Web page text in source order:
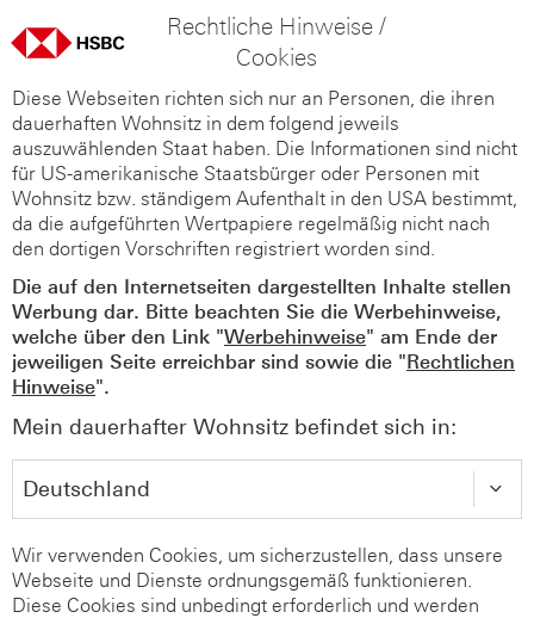
Rechtliche Hinweise /
Cookies
Diese Webseiten richten sich nur an Personen, die ihren
dauerhaften Wohnsitz in dem folgend jeweils
auszuwählenden Staat haben. Die Informationen sind nicht
für US-amerikanische Staatsbürger oder Personen mit
Wohnsitz bzw. ständigem Aufenthalt in den USA bestimmt,
da die aufgeführten Wertpapiere regelmäßig nicht nach
den dortigen Vorschriften registriert worden sind.
Die auf den Internetseiten dargestellten Inhalte stellen
Werbung dar. Bitte beachten Sie die Werbehinweise,
welche über den Link "Werbehinweise" am Ende der
jeweiligen Seite erreichbar sind sowie die "Rechtlichen
Hinweise".
Mein dauerhafter Wohnsitz befindet sich in:
Wir verwenden Cookies, um sicherzustellen, dass unsere
Webseite und Dienste ordnungsgemäß funktionieren.
Diese Cookies sind unbedingt erforderlich und werden